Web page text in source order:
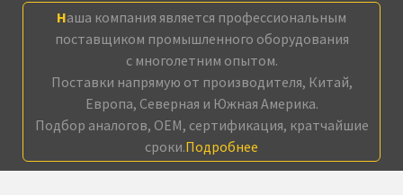
Наша компания является профессиональным
поставщиком промышленного оборудования
с многолетним опытом.
Поставки напрямую от производителя, Китай,
Европа, Северная и Южная Америка.
Подбор аналогов, OEM, сертификация, кратчайшие
сроки.Подробнее